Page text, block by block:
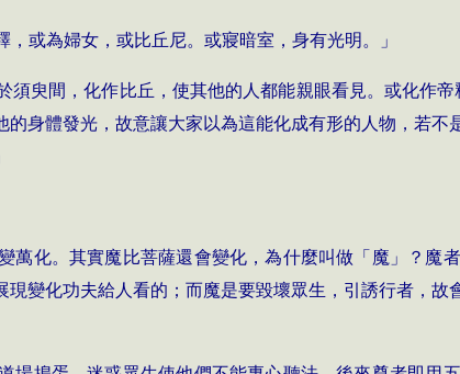
，或為婦女，或比丘尼。或寢暗室，身有光明。」
須臾間，化作比丘，使其他的人都能親眼看見。或化作帝
身體發光，故意讓大家以為這能化成有形的人物，若
萬化。其實魔比菩薩還會變化，為什麼叫做「魔」？魔
變化功夫給人看的；而魔是要毀壞眾生，引誘行者，故